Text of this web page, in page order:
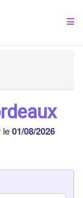
le01/08/2026